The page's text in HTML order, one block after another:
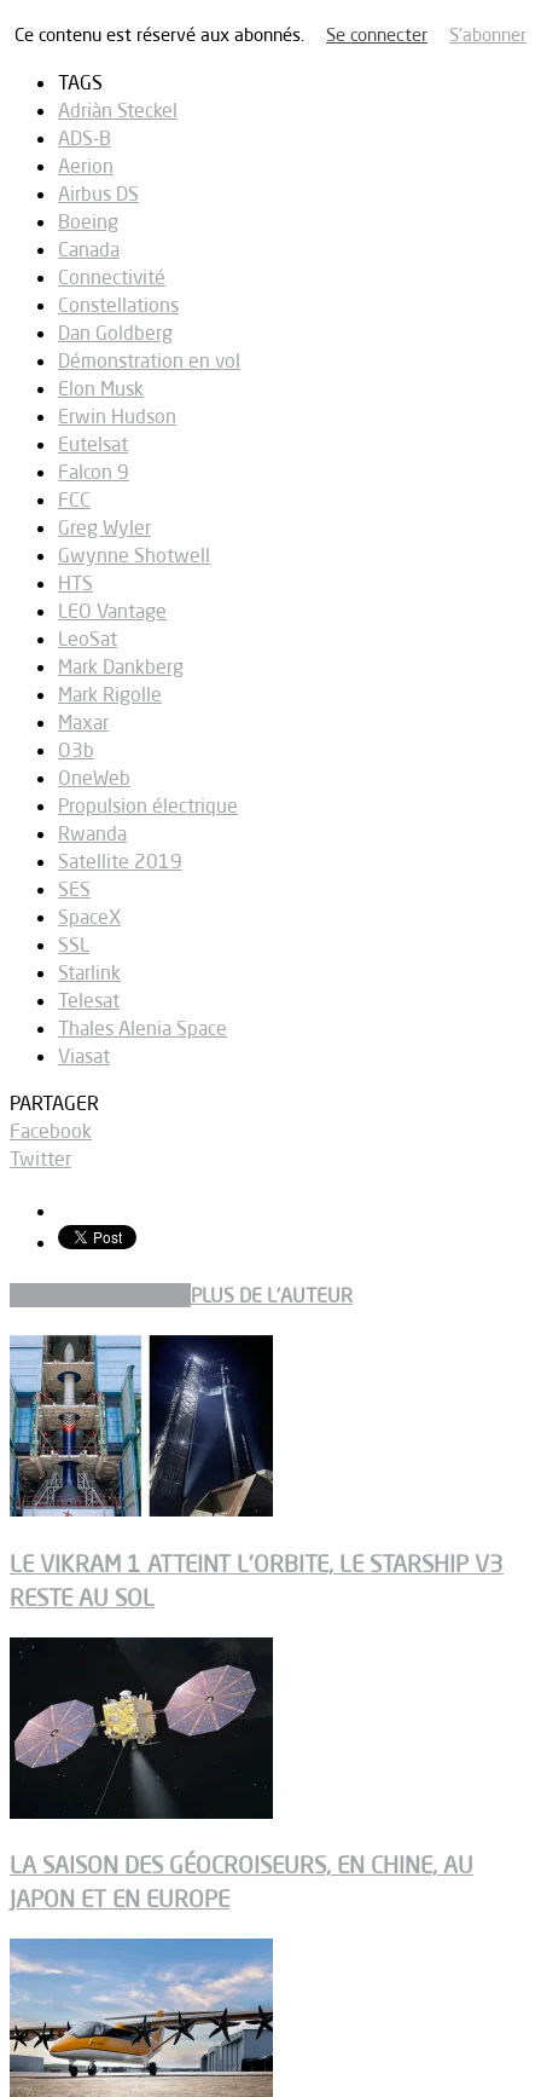
Ce contenu est réservé aux abonnés. Se connecter S’abonner
TAGS
Adriàn Steckel
ADS-B
Aerion
Airbus DS
Boeing
Canada
Connectivité
Constellations
Dan Goldberg
Démonstration en vol
Elon Musk
Erwin Hudson
Eutelsat
Falcon 9
FCC
Greg Wyler
Gwynne Shotwell
HTS
LEO Vantage
LeoSat
Mark Dankberg
Mark Rigolle
Maxar
O3b
OneWeb
Propulsion électrique
Rwanda
Satellite 2019
SES
SpaceX
SSL
Starlink
Telesat
Thales Alenia Space
Viasat
PARTAGER
Facebook
Twitter
PLUS DE L'AUTEUR
LE VIKRAM 1 ATTEINT L’ORBITE, LE STARSHIP V3
RESTE AU SOL
LA SAISON DES GÉOCROISEURS, EN CHINE, AU
JAPON ET EN EUROPE